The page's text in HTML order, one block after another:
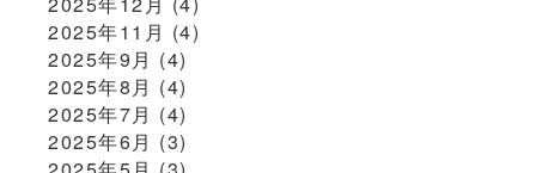
2025年11月 (4)
2025年9月 (4)
2025年8月 (4)
2025年7月 (4)
2025年6月 (3)